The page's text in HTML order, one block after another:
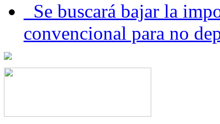
Se buscará bajar la
convencional para no